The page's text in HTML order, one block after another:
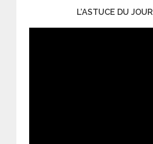
L’ASTUCE DU JOUR